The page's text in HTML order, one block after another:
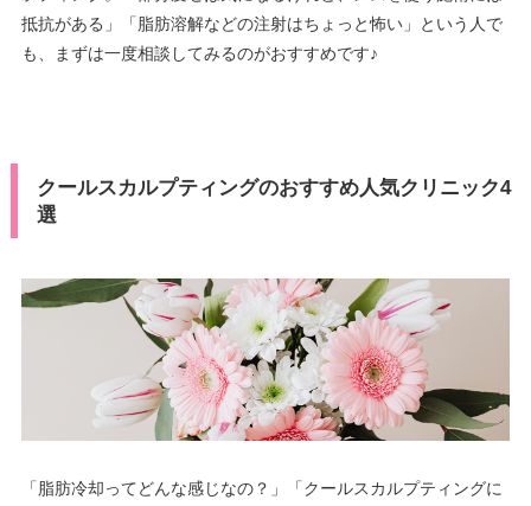
抵抗がある」「脂肪溶解などの注射はちょっと怖い」という人で
も、まずは一度相談してみるのがおすすめです♪
クールスカルプティングのおすすめ人気クリニック4
選
「脂肪冷却ってどんな感じなの？」「クールスカルプティングに